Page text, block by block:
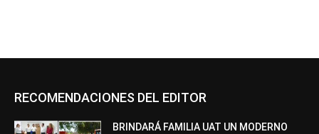
RECOMENDACIONES DEL EDITOR
BRINDARÁ FAMILIA UAT UN MODERNO